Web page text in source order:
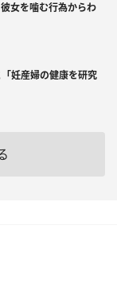
女を噛む行為からわ
妊産婦の健康を研究